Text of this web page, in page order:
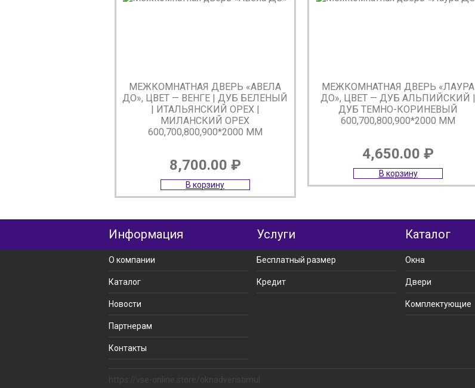
МЕЖКОМНАТНАЯ ДВЕРЬ «АВЕЛА
ДО», ЦВЕТ — ВЕНГЕ | ДУБ БЕЛЕНЫЙ
| ИТАЛЬЯНСКИЙ ОРЕХ |
МИЛАНСКИЙ ОРЕХ
600,700,800,900*2000 ММ
8,700.00 ₽
В корзину
МЕЖКОМНАТНАЯ ДВЕРЬ «ЛАУРА
ДО», ЦВЕТ — ДУБ АЛЬПИЙСКИЙ |
ДУБ ТЕМНО-КОРИНЕВЫЙ
600,700,800,900*2000 ММ
4,650.00₽
В корзину
Информация
О компании
Каталог
Новости
Партнерам
Контакты
Услуги
Бесплатный размер
Кредит
Каталог
Окна
Двери
Комплектующие
https://vse-online.store/oknadveristimul